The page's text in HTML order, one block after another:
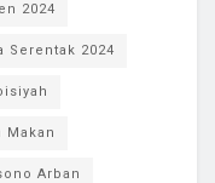
2024
Serentak 2024
Makan
Arban